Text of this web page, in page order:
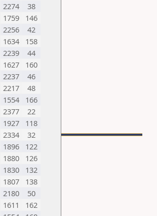
2274
38
1759
146
2256
42
1634
158
2239
44
1627
160
2237
46
2217
48
1554
166
2377
22
1927
118
2334
32
1896
122
1880
126
1830
132
1807
138
2180
50
1611
162